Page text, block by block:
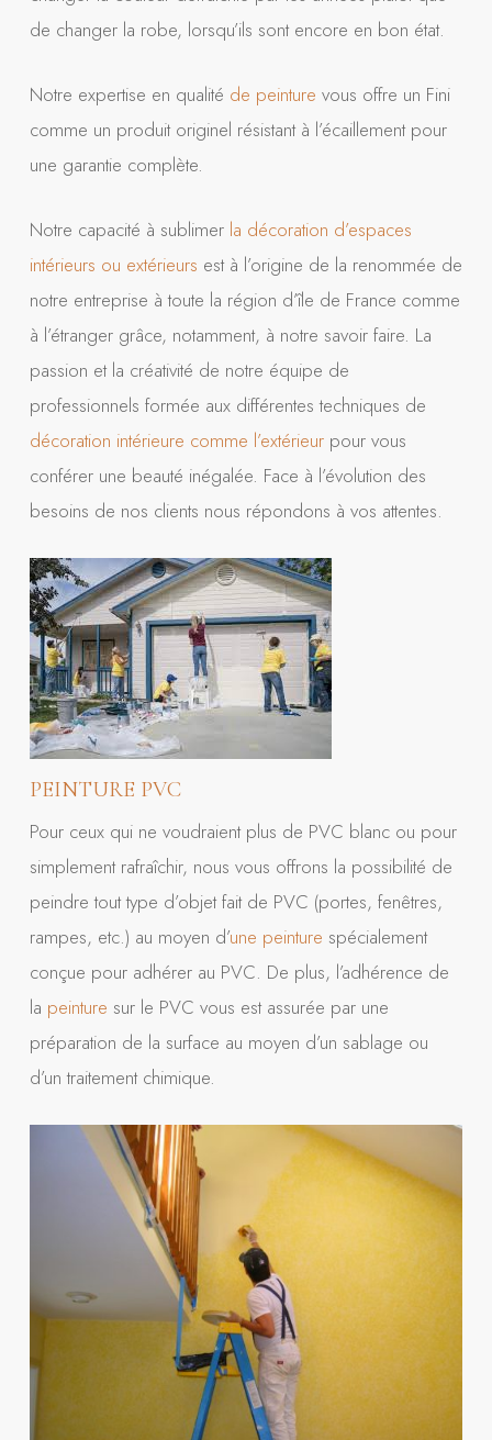
de changer la robe, lorsqu’ils sont encore en bon état.
Notre expertise en qualité de peinture vous offre un Fini
comme un produit originel résistant à l’écaillement pour
une garantie complète.
Notre capacité à sublimer la décoration d’espaces
intérieurs ou extérieurs est à l’origine de la renommée de
notre entreprise à toute la région d’île de France comme
à l’étranger grâce, notamment, à notre savoir faire. La
passion et la créativité de notre équipe de
professionnels formée aux différentes techniques de
décoration intérieure comme l’extérieurpour vous
conférer une beauté inégalée. Face à l’évolution des
besoins de nos clients nous répondons à vos attentes.
PEINTURE PVC
Pour ceux qui ne voudraient plus de PVC blanc ou pour
simplement rafraîchir, nous vous offrons la possibilité de
peindre tout type d’objet fait de PVC (portes, fenêtres,
rampes, etc.) au moyen d’une peinture spécialement
conçue pour adhérer au PVC. De plus, l’adhérence de
la peinture sur le PVC vous est assurée par une
préparation de la surface au moyen d’un sablage ou
d’un traitement chimique.